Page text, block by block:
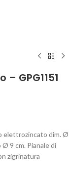
GPG1151
elettrozincato dim. Ø
9 cm. Pianale di
zigrinatura